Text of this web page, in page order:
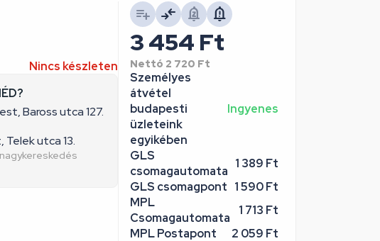
Nincs készleten
Baross utca 127.
utca 13.
3 454 Ft
Nettó 2 720 Ft
Személyes
átvétel
budapesti
üzleteink
egyikében
Ingyenes
GLS
csomagautomata
1 389 Ft
GLS csomagpont 1 590 Ft
MPL
Csomagautomata
1 713 Ft
MPL Postapont
2 059 Ft